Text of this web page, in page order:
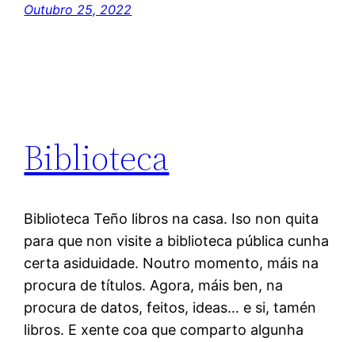
Outubro 25, 2022
Biblioteca
Biblioteca Teño libros na casa. Iso non quita
para que non visite a biblioteca pública cunha
certa asiduidade. Noutro momento, máis na
procura de títulos. Agora, máis ben, na
procura de datos, feitos, ideas… e si, tamén
libros. E xente coa que comparto algunha